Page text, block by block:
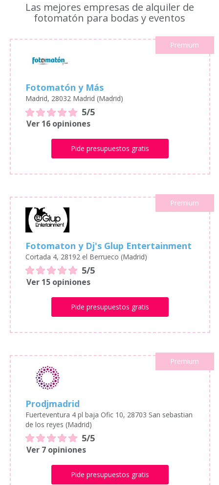
Las mejores empresas de alquiler de
fotomatón para bodas y eventos
Premium
Fotomatón y Más
Madrid, 28032 Madrid (Madrid)
5/5
Ver 16 opiniones
Pide presupuestos gratis
Premium
Fotomaton y Dj's Glup Entertainment
Cortada 4, 28192 el Berrueco (Madrid)
5/5
Ver 15 opiniones
Pide presupuestos gratis
Premium
Prodjmadrid
Fuerteventura 4 pl baja Ofic 10, 28703 San sebastian
de los reyes (Madrid)
5/5
Ver 7 opiniones
Pide presupuestos gratis